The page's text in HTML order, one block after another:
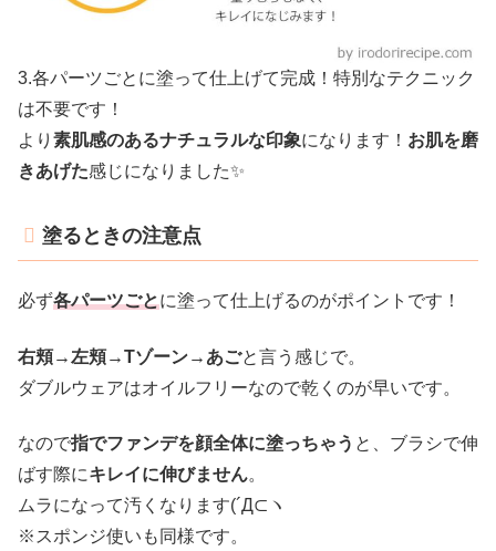
3.各パーツごとに塗って仕上げて完成！特別なテクニック
は不要です！
より 素肌感のあるナチュラルな印象になります！ お肌を磨
きあげた感じになりました✨
塗るときの注意点
必ず各パーツごとに塗って仕上げるのがポイントです！
右頬→左頬→Tゾーン→あごと言う感じで。
ダブルウェアはオイルフリーなので乾くのが早いです。
なので指でファンデを顔全体に塗っちゃう と、ブラシで伸
ばす際にキレイに伸びません。
ムラになって汚くなります(´Д⊂ヽ
※スポンジ使いも同様です。